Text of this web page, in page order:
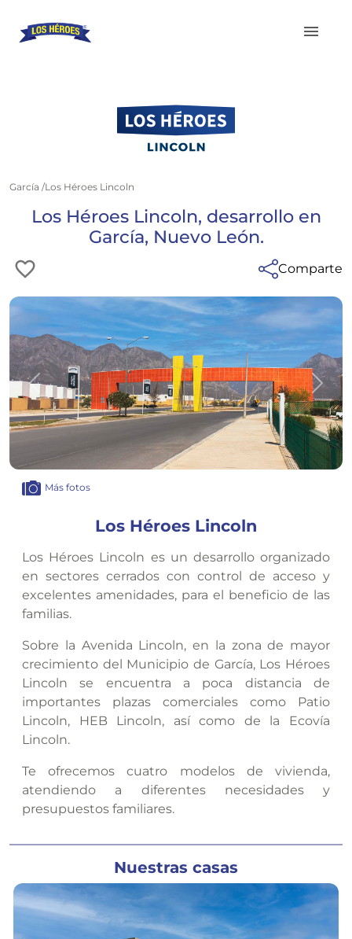
García /Los Héroes Lincoln
Los Héroes Lincoln, desarrollo en
García, Nuevo León.
Comparte
Anterior
Más fotos
Los Héroes Lincoln
Los Héroes Lincoln es un desarrollo organizado
en sectores cerrados con control de acceso y
excelentes amenidades, para el beneficio de las
familias.
Sobre la Avenida Lincoln, en la zona de mayor
crecimiento del Municipio de García, Los Héroes
Lincoln se encuentra a poca distancia de
importantes plazas comerciales como Patio
Lincoln, HEB Lincoln, así como de la Ecovía
Lincoln.
Te ofrecemos cuatro modelos de vivienda,
atendiendo a diferentes necesidades y
presupuestos familiares.
Nuestras casas